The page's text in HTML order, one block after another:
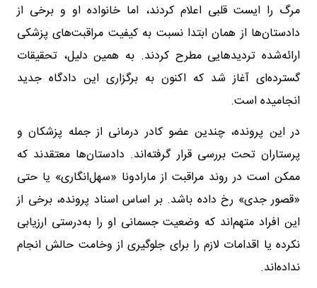
مرگ را ایست قلبی اعلام کردند، اما خانواده او و برخی از
دادستان‌ها از همان ابتدا نسبت به کیفیت مراقبت‌های پزشکی
ارائه‌شده تردیدهایی مطرح کردند. به همین دلیل، تحقیقات
گسترده‌ای آغاز شد که اکنون به برگزاری این دادگاه جدید
انجامیده است.
در این پرونده، چندین عضو کادر درمانی از جمله پزشکان و
پرستاران تحت بررسی قرار گرفته‌اند. دادستان‌ها معتقدند که
ممکن است در روند مراقبت از مارادونا «سهل‌انگاری» یا حتی
«قصور جدی» رخ داده باشد. بر اساس اسناد پرونده، برخی از
این افراد متهم‌اند که وضعیت جسمانی او را به‌درستی ارزیابی
نکرده یا اقدامات لازم را برای جلوگیری از وخامت حالش انجام
نداده‌اند.